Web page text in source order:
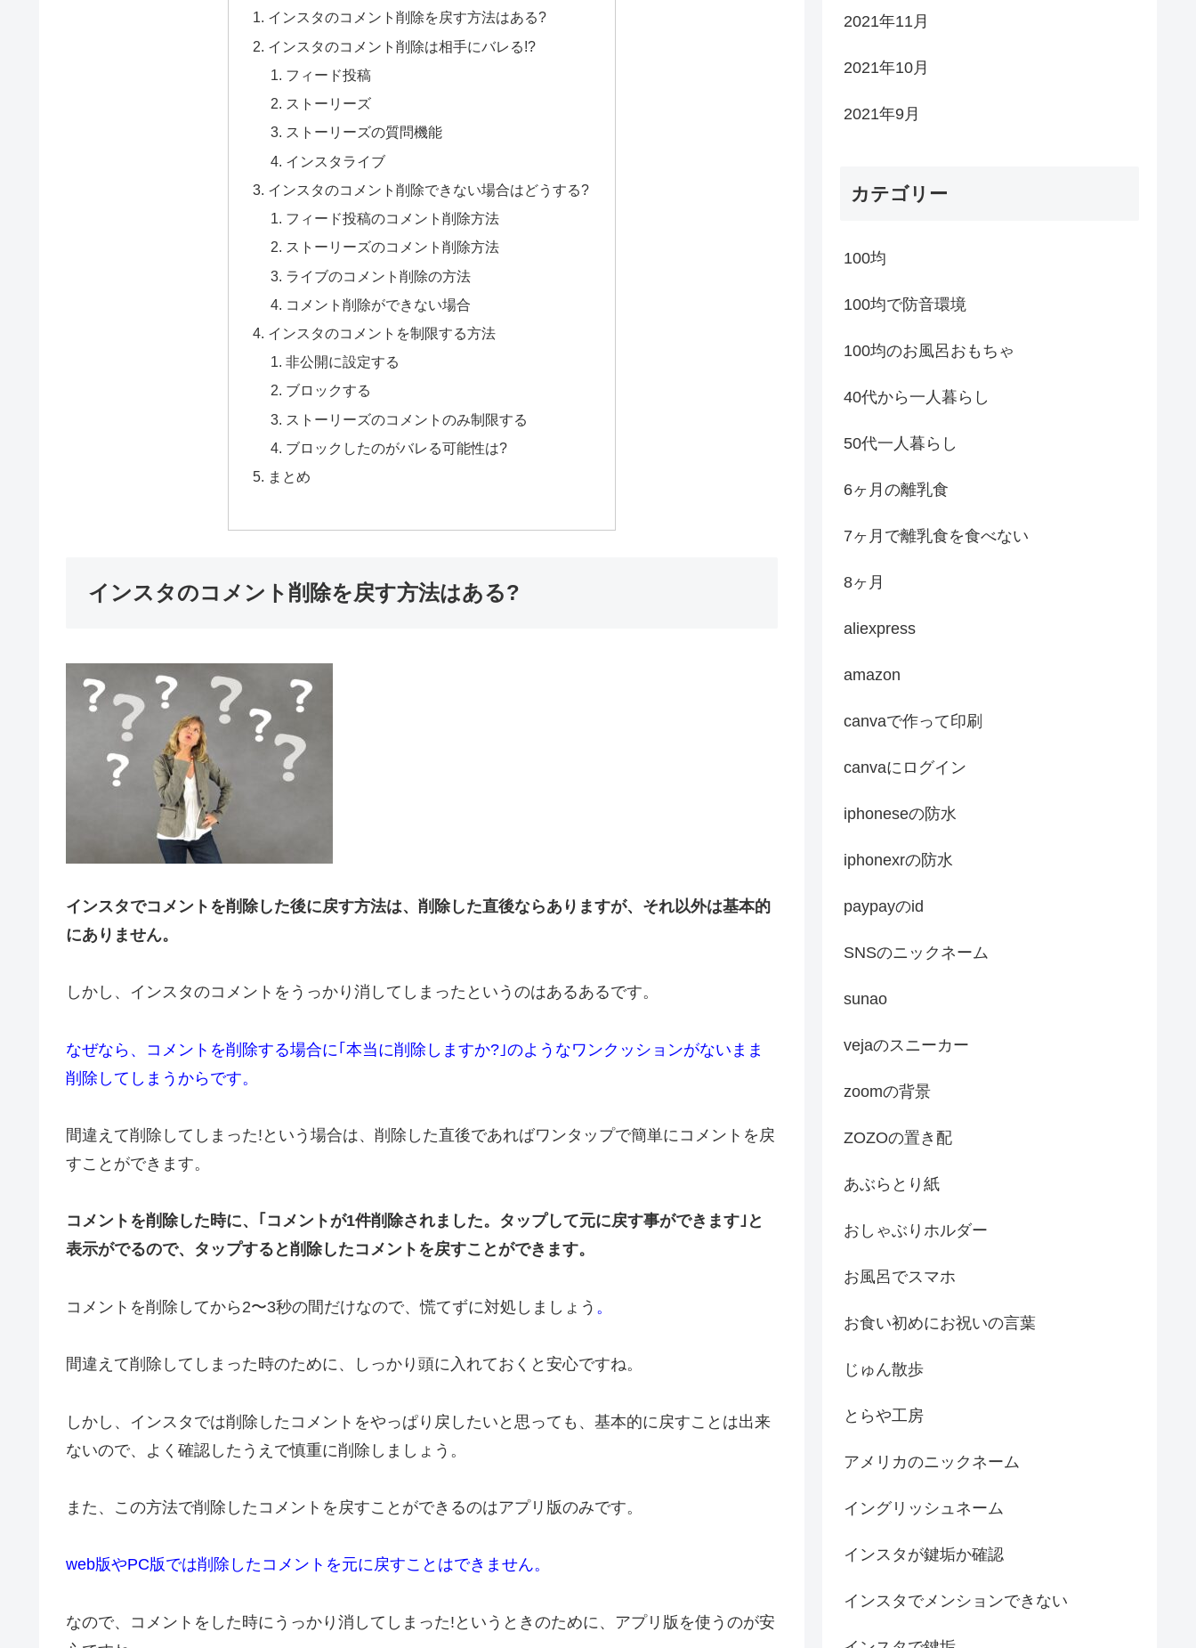
インスタのコメント削除を戻す方法はある?
インスタのコメント削除は相手にバレる!?
フィード投稿
ストーリーズ
ストーリーズの質問機能
インスタライブ
インスタのコメント削除できない場合はどうする?
フィード投稿のコメント削除方法
ストーリーズのコメント削除方法
ライブのコメント削除の方法
コメント削除ができない場合
インスタのコメントを制限する方法
非公開に設定する
ブロックする
ストーリーズのコメントのみ制限する
ブロックしたのがバレる可能性は?
まとめ
インスタのコメント削除を戻す方法はある?
インスタでコメントを削除した後に戻す方法は、削除した直後ならありますが、それ以外は基本的
にありません。
しかし、インスタのコメントをうっかり消してしまったというのはあるあるです。
なぜなら、コメントを削除する場合に｢本当に削除しますか?｣のようなワンクッションがないまま
削除してしまうからです。
間違えて削除してしまった!という場合は、削除した直後であればワンタップで簡単にコメントを戻
すことができます。
コメントを削除した時に、｢コメントが1件削除されました。タップして元に戻す事ができます｣と
表示がでるので、 タップすると削除したコメントを戻すことができます。
コメントを削除してから2〜3秒の間だけなので、慌てずに対処しましょう 。
間違えて削除してしまった時のために、しっかり頭に入れておくと安心ですね。
しかし、インスタでは削除したコメントをやっぱり戻したいと思っても、基本的に戻すことは出来
ないので、よく確認したうえで慎重に削除しましょう。
また、この方法で削除したコメントを戻すことができるのはアプリ版のみです。
web版やPC版では削除したコメントを元に戻すことはできません。
なので、コメントをした時にうっかり消してしまった!というときのために、アプリ版を使うのが安
2021年11月
2021年10月
2021年9月
カテゴリー
100均
100均で防音環境
100均のお風呂おもちゃ
40代から一人暮らし
50代一人暮らし
6ヶ月の離乳食
7ヶ月で離乳食を食べない
8ヶ月
aliexpress
amazon
canvaで作って印刷
canvaにログイン
iphoneseの防水
iphonexrの防水
paypayのid
SNSのニックネーム
sunao
vejaのスニーカー
zoomの背景
ZOZOの置き配
あぶらとり紙
おしゃぶりホルダー
お風呂でスマホ
お食い初めにお祝いの言葉
じゅん散歩
とらや工房
アメリカのニックネーム
イングリッシュネーム
インスタが鍵垢か確認
インスタでメンションできない